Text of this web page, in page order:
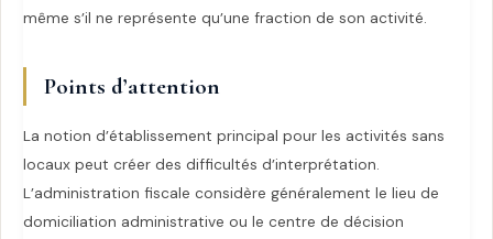
même s’il ne représente qu’une fraction de son activité.
Points d’attention
La notion d’établissement principal pour les activités sans
locaux peut créer des difficultés d’interprétation.
L’administration fiscale considère généralement le lieu de
domiciliation administrative ou le centre de décision